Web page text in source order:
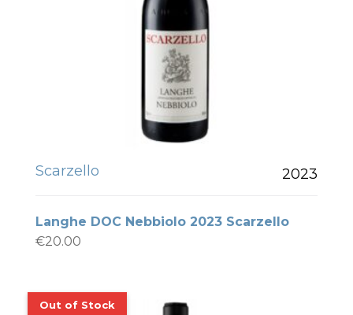
Scarzello 2023
Langhe DOC Nebbiolo 2023 Scarzello
€20.00